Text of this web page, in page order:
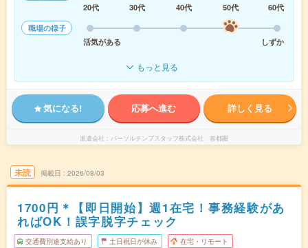
20代
30代 40代 50代
60代
職場の様子
活気がある
しずか
もっと見る
気になる! 応募へ進む 詳しく見る
派遣会社 パーソルテンプスタッフ株式会社 首都圏
未読 掲載日 2026/08/03
1700円＊【即日開始】週1在宅！事務経験があ
ればOK！誤字脱字チェック
交通費別途支給あり 土日祝日が休み 在宅・リモート